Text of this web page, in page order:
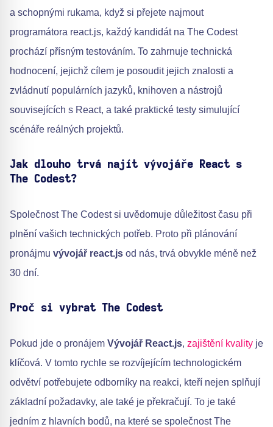
a schopnými rukama, když si přejete najmout
programátora react.js, každý kandidát na The Codest
prochází přísným testováním. To zahrnuje technická
hodnocení, jejichž cílem je posoudit jejich znalosti a
zvládnutí populárních jazyků, knihoven a nástrojů
souvisejících s React, a také praktické testy simulující
scénáře reálných projektů.
Jak dlouho trvá najít vývojáře React s
The Codest?
Společnost The Codest si uvědomuje důležitost času při
plnění vašich technických potřeb. Proto při plánování
pronájmu vývojář react.js od nás, trvá obvykle méně než
30 dní.
Proč si vybrat The Codest
Pokud jde o pronájem Vývojář React.js, zajištění kvality je
klíčová. V tomto rychle se rozvíjejícím technologickém
odvětví potřebujete odborníky na reakci, kteří nejen splňují
základní požadavky, ale také je překračují. To je také
jedním z hlavních bodů, na které se společnost The